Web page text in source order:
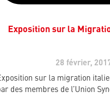
Exposition sur la
28 février,
sur la migration
des membres de l’Union